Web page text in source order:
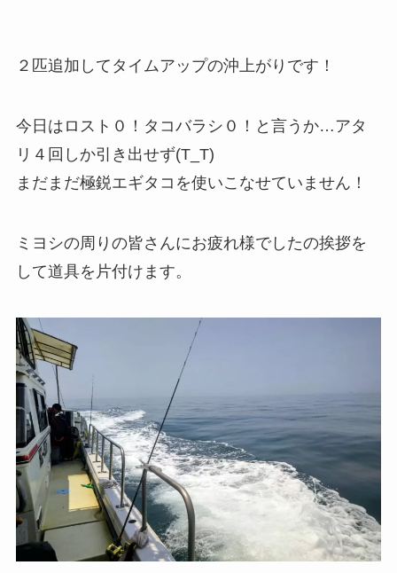
２匹追加してタイムアップの沖上がりです！
今日はロスト０！タコバラシ０！と言うか…アタ
リ４回しか引き出せず(T_T)
まだまだ極鋭エギタコを使いこなせていません！
ミヨシの周りの皆さんにお疲れ様でしたの挨拶を
して道具を片付けます。